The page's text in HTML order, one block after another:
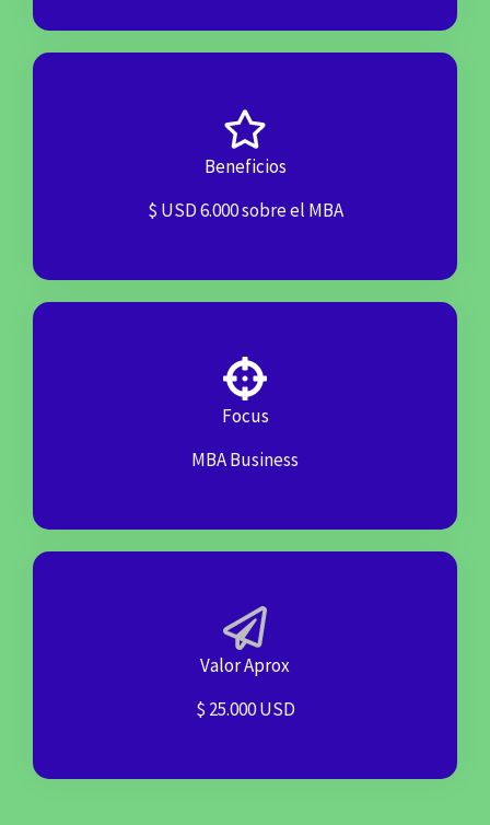
Beneficios
$ USD 6.000 sobre el MBA
Focus
MBA Business
Valor Aprox
$ 25.000 USD